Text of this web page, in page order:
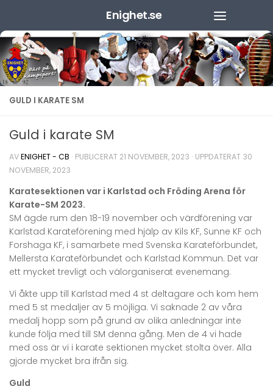
Enighet.se
GULD I KARATE SM
Guld i karate SM
AVENIGHET - CB · PUBLICERAT 21 NOVEMBER, 2023 · UPPDATERAT 30
NOVEMBER, 2023
Karatesektionen var i Karlstad och Fröding Arena för
Karate-SM 2023.
SM ägde rum den 18-19 november och värdförening var
Karlstad Karateförening med hjälp av Kils KF, Sunne KF och
Forshaga KF, i samarbete med Svenska Karateförbundet,
Mellersta Karateförbundet och Karlstad Kommun. Det var
ett mycket trevligt och välorganiserat evenemang.
Vi åkte upp till Karlstad med 4 st deltagare och kom hem
med 5 st medaljer av 5 möjliga. Vi saknade 2 av våra
medalj hopp som på grund av olika anledningar inte
kunde följa med till SM denna gång. Men de 4 vi hade
med oss är vi i karate sektionen mycket stolta över. Alla
gjorde mycket bra ifrån sig.
Guld